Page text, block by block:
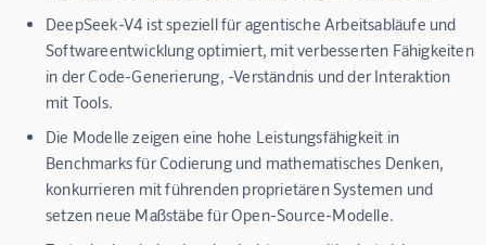
DeepSeek-V4 ist speziell für agentische Arbeitsabläufe und
Softwareentwicklung optimiert, mit verbesserten Fähigkeiten
in der Code-Generierung, -Verständnis und der Interaktion
mit Tools.
Die Modelle zeigen eine hohe Leistungsfähigkeit in
Benchmarks für Codierung und mathematisches Denken,
konkurrieren mit führenden proprietären Systemen und
setzen neue Maßstäbe für Open-Source-Modelle.